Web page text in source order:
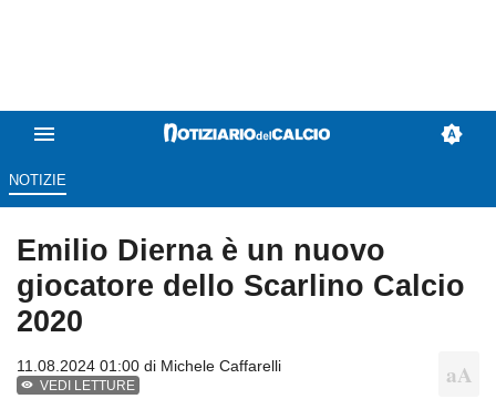
NOTIZIE
Emilio Dierna è un nuovo
giocatore dello Scarlino Calcio
2020
11.08.2024 01:00 di Michele Caffarelli
VEDI LETTURE